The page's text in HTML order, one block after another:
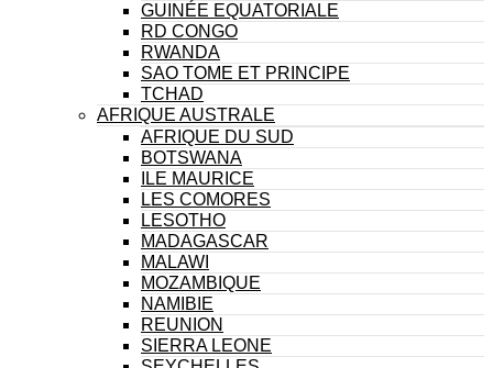
GUINÉE EQUATORIALE
RD CONGO
RWANDA
SAO TOME ET PRINCIPE
TCHAD
AFRIQUE AUSTRALE
AFRIQUE DU SUD
BOTSWANA
ILE MAURICE
LES COMORES
LESOTHO
MADAGASCAR
MALAWI
MOZAMBIQUE
NAMIBIE
REUNION
SIERRA LEONE